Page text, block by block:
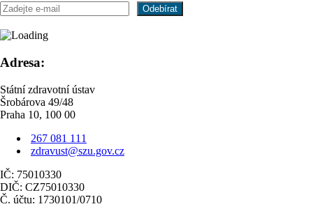
Adresa:
Státní zdravotní ústav
Šrobárova 49/48
Praha 10, 100 00
267 081 111
zdravust@szu.gov.cz
IČ: 75010330
DIČ: CZ75010330
Č. účtu: 1730101/0710